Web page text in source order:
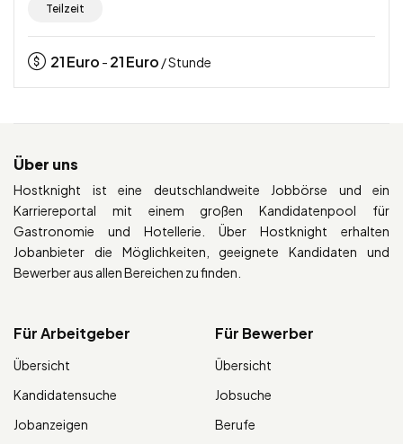
Teilzeit
21Euro - 21Euro / Stunde
Über uns
Hostknight ist eine deutschlandweite Jobbörse und ein
Karriereportal mit einem großen Kandidatenpool für
Gastronomie und Hotellerie. Über Hostknight erhalten
Jobanbieter die Möglichkeiten, geeignete Kandidaten und
Bewerber aus allen Bereichen zu finden.
Für Arbeitgeber
Übersicht
Kandidatensuche
Jobanzeigen
Für Bewerber
Übersicht
Jobsuche
Berufe